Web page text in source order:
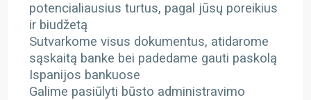
potencialiausius turtus, pagal jūsų poreikius
ir biudžetą
Sutvarkome visus dokumentus, atidarome
sąskaitą banke bei padedame gauti paskolą
Ispanijos bankuose
Galime pasiūlyti būsto administravimo